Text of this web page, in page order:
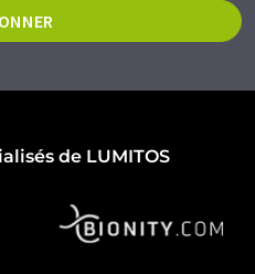
de LUMITOS